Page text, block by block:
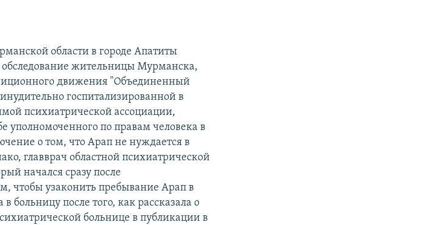
области в городе Апатиты
жительницы Мурманска,
движения "Объединенный
госпитализированной в
психиатрической ассоциации,
по правам человека в
о том, что Арап не нуждается в
главврач областной психиатрической
начался сразу после
чтобы узаконить пребывание Арап в
после того, как рассказала о
больнице в публикации в